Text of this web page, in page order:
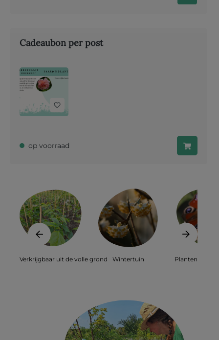
Cadeaubon per post
op voorraad
Verkrijgbaar uit de volle grond Wintertuin Planten voor